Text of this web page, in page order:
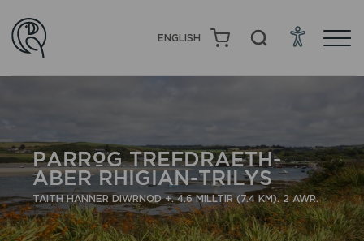
ENGLISH
PARROG TREFDRAETH-
ABER RHIGIAN-TRILYS
TAITH HANNER DIWRNOD +. 4.6 MILLTIR (7.4 KM). 2 AWR.